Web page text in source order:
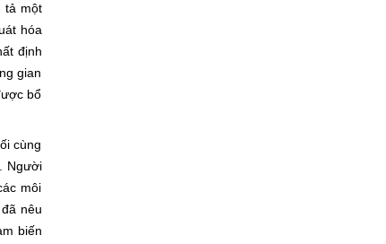
tả một
hóa
định
gian
bổ
cùng
Người
môi
nêu
biến